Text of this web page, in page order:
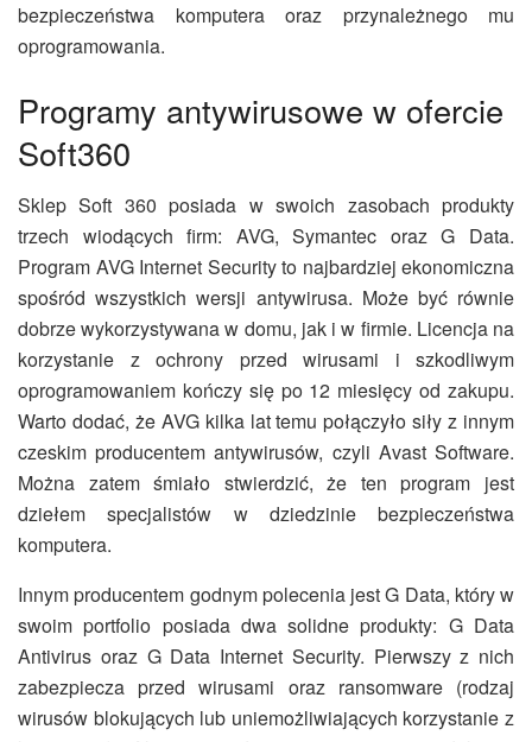
bezpieczeństwa komputera oraz przynależnego mu
oprogramowania.
Programy antywirusowe w ofercie
Soft360
Sklep Soft 360 posiada w swoich zasobach produkty
trzech wiodących firm: AVG, Symantec oraz G Data.
Program AVG Internet Security to najbardziej ekonomiczna
spośród wszystkich wersji antywirusa. Może być równie
dobrze wykorzystywana w domu, jak i w firmie. Licencja na
korzystanie z ochrony przed wirusami i szkodliwym
oprogramowaniem kończy się po 12 miesięcy od zakupu.
Warto dodać, że AVG kilka lat temu połączyło siły z innym
czeskim producentem antywirusów, czyli Avast Software.
Można zatem śmiało stwierdzić, że ten program jest
dziełem specjalistów w dziedzinie bezpieczeństwa
komputera.
Innym producentem godnym polecenia jest G Data, który w
swoim portfolio posiada dwa solidne produkty: G Data
Antivirus oraz G Data Internet Security. Pierwszy z nich
zabezpiecza przed wirusami oraz ransomware (rodzaj
wirusów blokujących lub uniemożliwiających korzystanie z